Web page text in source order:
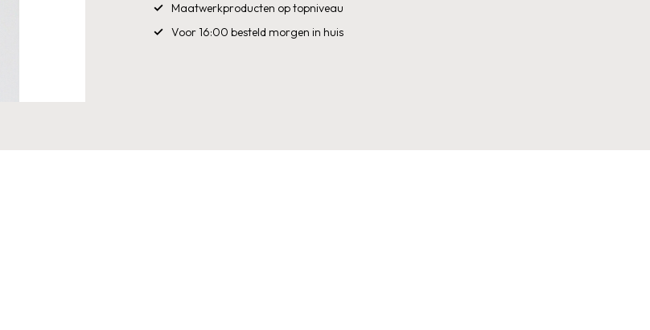
Maatwerkproducten op topniveau
Voor 16:00 besteld morgen in huis